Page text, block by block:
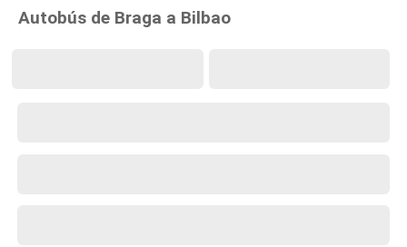
Autobús de Braga a Bilbao